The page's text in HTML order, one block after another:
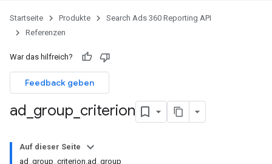
Startseite Produkte
Search Ads 360 Reporting API
Referenzen
War das hilfreich?
Feedback geben
ad group criterion
Auf dieser Seite
ad_group_criterion.ad_group